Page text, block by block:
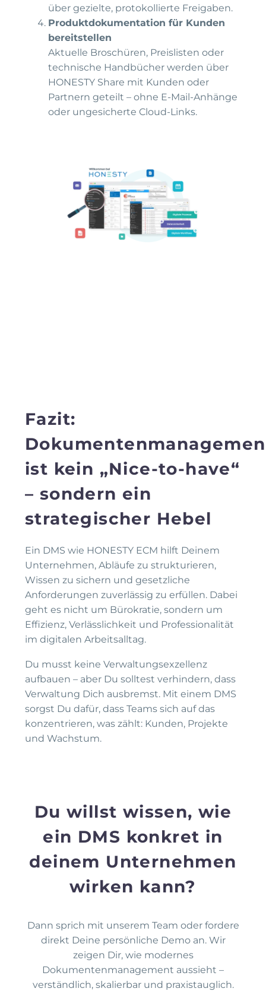
über gezielte, protokollierte Freigaben.
Produktdokumentation für Kunden
bereitstellen
Aktuelle Broschüren, Preislisten oder
technische Handbücher werden über
HONESTY Share mit Kunden oder
Partnern geteilt – ohne E-Mail-Anhänge
oder ungesicherte Cloud-Links.
Fazit:
ist kein „Nice-to-have“
– sondern ein
strategischer Hebel
Ein DMS wie HONESTY ECM hilft Deinem
Unternehmen, Abläufe zu strukturieren,
Wissen zu sichern und gesetzliche
Anforderungen zuverlässig zu erfüllen. Dabei
geht es nicht um Bürokratie, sondern um
Effizienz, Verlässlichkeit und Professionalität
im digitalen Arbeitsalltag.
Du musst keine Verwaltungsexzellenz
aufbauen – aber Du solltest verhindern, dass
Verwaltung Dich ausbremst. Mit einem DMS
sorgst Du dafür, dass Teams sich auf das
konzentrieren, was zählt: Kunden, Projekte
und Wachstum.
Du willst wissen, wie
ein DMS konkret in
deinem Unternehmen
wirken kann?
Dann sprich mit unserem Team oder fordere
direkt Deine persönliche Demo an. Wir
zeigen Dir, wie modernes
Dokumentenmanagement aussieht –
verständlich, skalierbar und praxistauglich.